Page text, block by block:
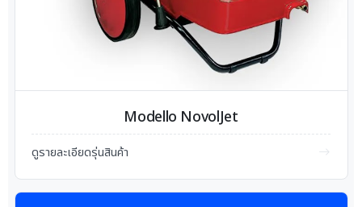
Modello NovolJet
ดูรายละเอียดรุ่นสินค้า